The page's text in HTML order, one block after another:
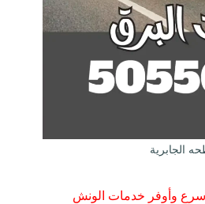
الجابرية
وأوفر خدمات الونش